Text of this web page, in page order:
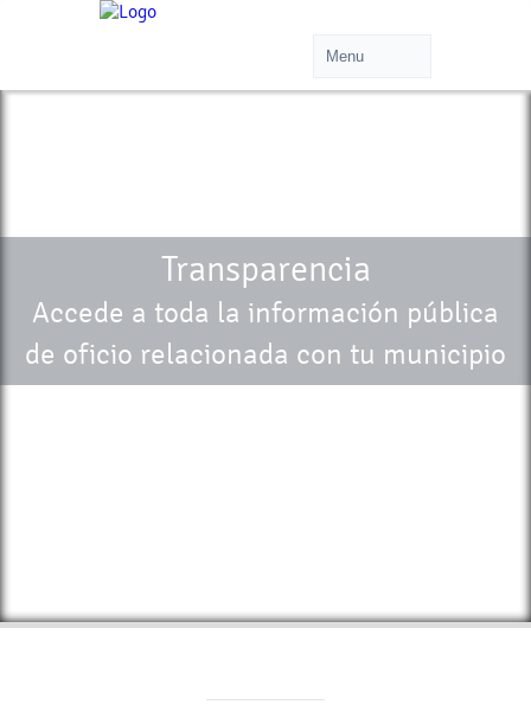
Transparencia
Accede a toda la información pública
de oficio relacionada con tu municipio